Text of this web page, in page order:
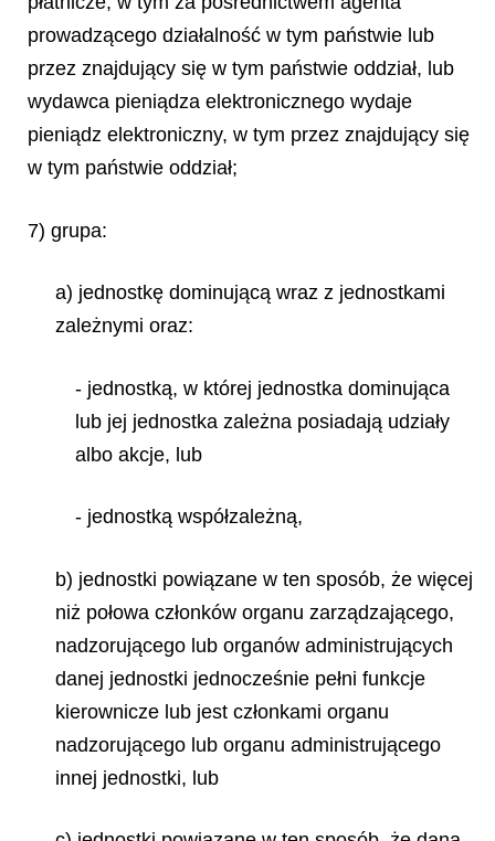
prowadzącego działalność w tym państwie lub
przez znajdujący się w tym państwie oddział, lub
wydawca pieniądza elektronicznego wydaje
pieniądz elektroniczny, w tym przez znajdujący się
w tym państwie oddział;
7) grupa:
a) jednostkę dominującą wraz z jednostkami
zależnymi oraz:
- jednostką, w której jednostka dominująca
lub jej jednostka zależna posiadają udziały
albo akcje, lub
- jednostką współzależną,
b) jednostki powiązane w ten sposób, że więcej
niż połowa członków organu zarządzającego,
nadzorującego lub organów administrujących
danej jednostki jednocześnie pełni funkcje
kierownicze lub jest członkami organu
nadzorującego lub organu administrującego
innej jednostki, lub